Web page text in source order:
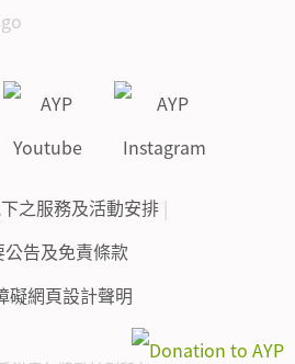
之服務及活動安排 |
公告及免責條款
礙網頁設計聲明